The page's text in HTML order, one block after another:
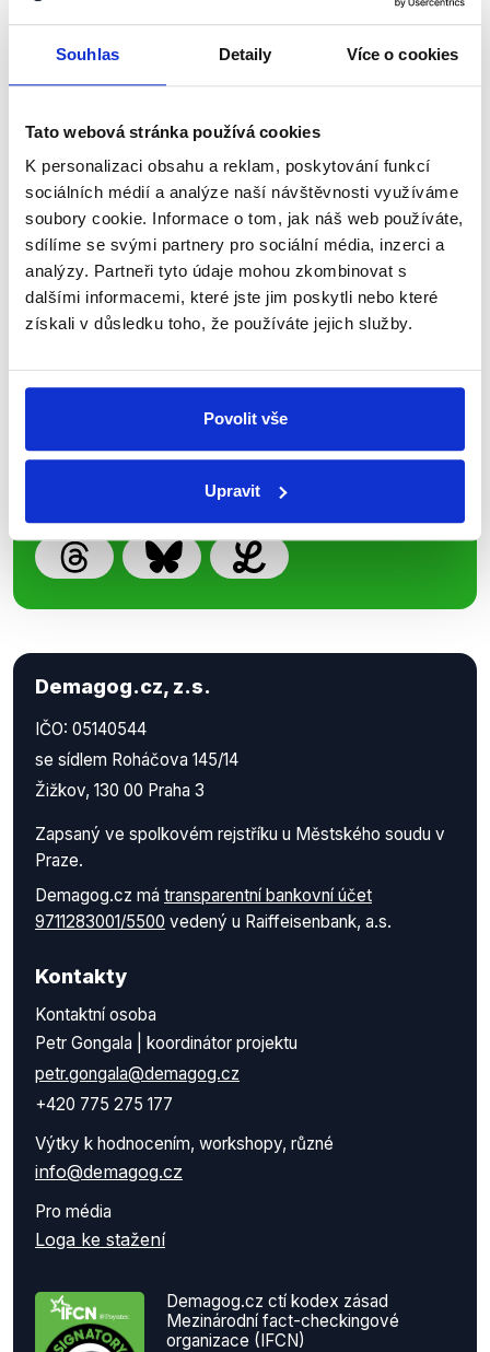
Souhlas Detaily Více o cookies
Tato webová stránka používá cookies
K personalizaci obsahu a reklam, poskytování funkcí
sociálních médií a analýze naší návštěvnosti využíváme
soubory cookie. Informace o tom, jak náš web používáte,
sdílíme se svými partnery pro sociální média, inzerci a
analýzy. Partneři tyto údaje mohou zkombinovat s
dalšími informacemi, které jste jim poskytli nebo které
získali v důsledku toho, že používáte jejich služby.
Povolit vše
Upravit
shrnutí nejzajímavějších článků a analýz.
Začněte nás odebírat, a mějte tak
přehled o tom, jaké dezinformace a
nepravdy se zrovna v Česku šíří.
Newsletter WhatsApp
Sociální sítě
z Demagog.cz. Sdílením našich
příspěvků přátelům podpoříte naši
práci.
Demagog.cz, z.s.
IČO: 05140544
se sídlem Roháčova 145/14
Žižkov, 130 00 Praha 3
Zapsaný ve spolkovém rejstříku u Městského soudu v
Praze.
Demagog.cz má transparentní bankovní účet
9711283001/5500 vedený u Raiffeisenbank, a.s.
Kontakty
Kontaktní osoba
Petr Gongala | koordinátor projektu
petr.gongala@demagog.cz
+420 775 275 177
Výtky k hodnocením, workshopy, různé
info@demagog.cz
Pro média
Loga ke stažení
Demagog.cz ctí kodex zásad
Mezinárodní fact-checkingové
organizace (IFCN)